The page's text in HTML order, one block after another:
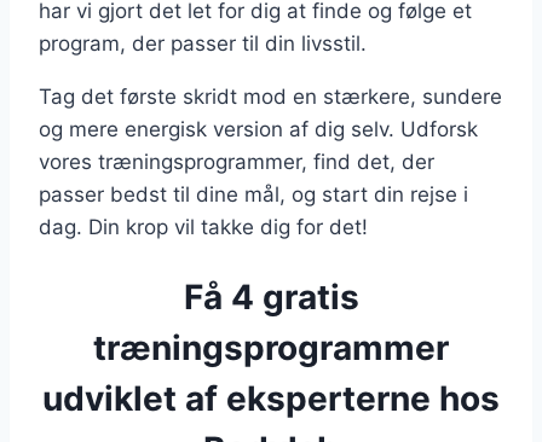
har vi gjort det let for dig at finde og følge et
program, der passer til din livsstil.
Tag det første skridt mod en stærkere, sundere
og mere energisk version af dig selv. Udforsk
vores træningsprogrammer, find det, der
passer bedst til dine mål, og start din rejse i
dag. Din krop vil takke dig for det!
Få 4 gratis
træningsprogrammer
udviklet af eksperterne hos